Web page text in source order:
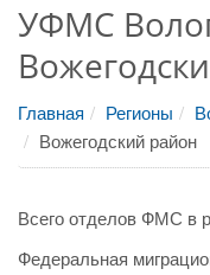
УФМС
Главная Регионы
Вожегодский район
Всего отделов ФМС в
Федеральная